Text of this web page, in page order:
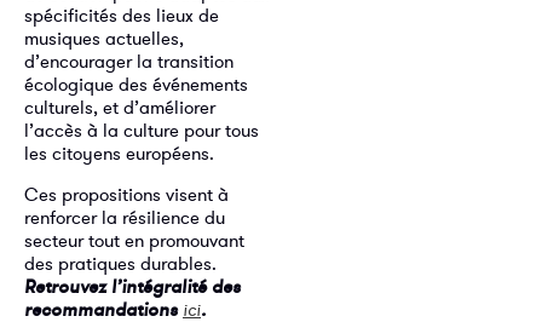
spécificités des lieux de
musiques actuelles,
d’encourager la transition
écologique des événements
culturels, et d’améliorer
l’accès à la culture pour tous
les citoyens européens.
Ces propositions visent à
renforcer la résilience du
secteur tout en promouvant
des pratiques durables.
Retrouvezl’intégralité des
recommandations ici.